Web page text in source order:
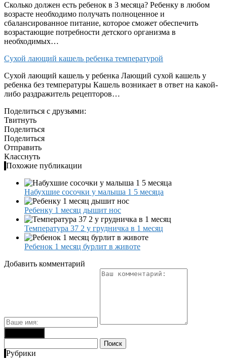
Сколько должен есть ребенок в 3 месяца? Ребенку в любом
возрасте необходимо получать полноценное и
сбалансированное питание, которое сможет обеспечить
возрастающие потребности детского организма в
необходимых…
Сухой лающий кашель ребенка температурой
Сухой лающий кашель у ребенка Лающий сухой кашель у
ребенка без температуры Кашель возникает в ответ на какой-
либо раздражитель рецепторов…
Поделиться с друзьями:
Твитнуть
Поделиться
Поделиться
Отправить
Класснуть
Похожие публикации
Набухшие сосочки у малыша 1 5 месяца
Ребенку 1 месяц дышит нос
Температура 37 2 у грудничка в 1 месяц
Ребенок 1 месяц бурлит в животе
Добавить комментарий
Рубрики